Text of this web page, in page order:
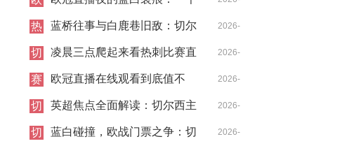
阵
敦
比
的手术刀肢解
直
切尔西球迷与热刺兄弟的欧战
赌局
05-05
热
对
蓝桥往事与白鹿巷旧敌：切尔
西赛程前瞻中的热刺与欧战密
码
2026-
04-28
切
西
阵
凌晨三点爬起来看热刺比赛直
播，这夜熬得值了
2026-
04-21
赛
前
欧冠直播在线观看到底值不
值？老球迷和00后吵得不可开
交
2026-
04-26
切
西
英超焦点全面解读：切尔西主
场擒刺，欧战席位争夺白热化
2026-
04-29
切
蓝白碰撞，欧战门票之争：切 2026-